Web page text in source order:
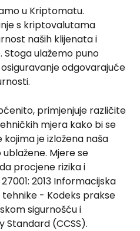
u Kriptomatu.
s kriptovalutama
naših klijenata i
Stoga ulažemo puno
odgovarajuće
primjenjuje različite
mjera kako bi se
je izložena naša
Mjere se
procjene rizika i
2013 Informacijska
- Kodeks prakse
sigurnošću i
(CCSS).